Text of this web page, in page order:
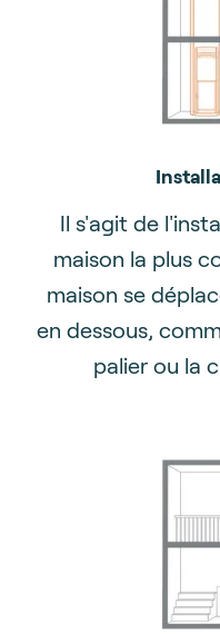
Il s'agit de
maison la plus
maison se
en dessous,
palier ou la